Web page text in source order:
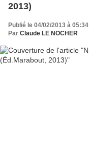
2013)
Publié le 04/02/2013 à 05:34
Par Claude LE NOCHER